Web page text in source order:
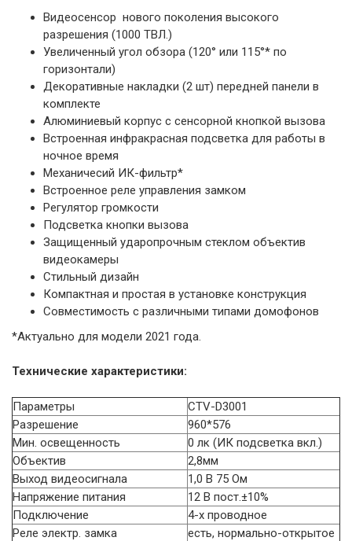
Видеосенсор нового поколения высокого
разрешения (1000 ТВЛ.)
Увеличенный угол обзора (120° или 115°* по
горизонтали)
Декоративные накладки (2 шт) передней панели в
комплекте
Алюминиевый корпус с сенсорной кнопкой вызова
Встроенная инфракрасная подсветка для работы в
ночное время
Механичесий ИК-фильтр*
Встроенное реле управления замком
Регулятор громкости
Подсветка кнопки вызова
Защищенный ударопрочным стеклом объектив
видеокамеры
Стильный дизайн
Компактная и простая в установке конструкция
Совместимость с различными типами домофонов
*Актуально для модели 2021 года.
Технические характеристики:
Параметры
CTV-D3001
Разрешение
960*576
Мин. освещенность
0 лк (ИК подсветка вкл.)
Объектив
2,8мм
Выход видеосигнала
1,0 В 75 Ом
Напряжение питания
12 В пост.±10%
Подключение
4-х проводное
Реле электр. замка
есть, нормально-открытое